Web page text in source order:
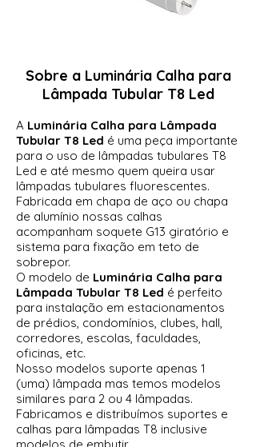
Sobre a Luminária Calha para
Lâmpada Tubular T8 Led
A Luminária Calha para Lâmpada
Tubular T8 Led é uma peça importante
para o uso de lâmpadas tubulares T8
Led e até mesmo quem queira usar
lâmpadas tubulares fluorescentes.
Fabricada em chapa de aço ou chapa
de alumínio nossas calhas
acompanham soquete G13 giratório e
sistema para fixação em teto de
sobrepor.
O modelo de Luminária Calha para
Lâmpada Tubular T8 Led é perfeito
para instalação em estacionamentos
de prédios, condomínios, clubes, hall,
corredores, escolas, faculdades,
oficinas, etc.
Nosso modelos suporte apenas 1
(uma) lâmpada mas temos modelos
similares para 2 ou 4 lâmpadas.
Fabricamos e distribuímos suportes e
calhas para lâmpadas T8 inclusive